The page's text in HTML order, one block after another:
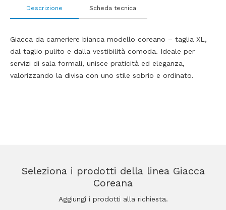
Descrizione
Giacca da cameriere bianca modello coreano – taglia XL,
dal taglio pulito e dalla vestibilità comoda. Ideale per
servizi di sala formali, unisce praticità ed eleganza,
valorizzando la divisa con uno stile sobrio e ordinato.
Scheda tecnica
Seleziona i prodotti della linea Giacca
Coreana
Aggiungi i prodotti alla richiesta.